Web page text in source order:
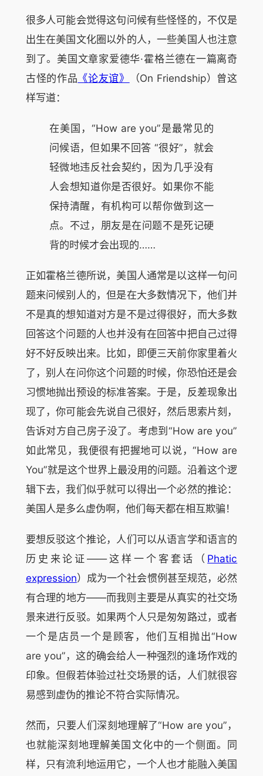
很多人可能会觉得这句问候有些怪怪的，不仅是
出生在美国文化圈以外的人，一些美国人也注意
到了。美国文章家爱德华·霍格兰德在一篇离奇
古怪的作品 《论友谊》
（On Friendship）曾这
样写道：
在美国，“How are you”是最常见的
问候语，但如果不回答 “很好”，就会
轻微地违反社会契约，因为几乎没有
人会想知道你是否很好。如果你不能
保持清醒，有机构可以帮你做到这一
点。不过，朋友是在问题不是死记硬
背的时候才会出现的……
正如霍格兰德所说，美国人通常是以这样一句问
题来问候别人的，但是在大多数情况下，他们并
不是真的想知道对方是不是过得很好，而大多数
回答这个问题的人也并没有在回答中把自己过得
好不好反映出来。比如，即便三天前你家里着火
了，别人在问你这个问题的时候，你恐怕还是会
习惯地抛出预设的标准答案。于是，反差现象出
现了，你可能会先说自己很好，然后思索片刻，
告诉对方自己房子没了。考虑到“How are you”
如此常见，我便很有把握地可以说，“How are
You”就是这个世界上最没用的问题。沿着这个逻
辑下去，我们似乎就可以得出一个必然的推论：
美国人是多么虚伪啊，他们每天都在相互欺骗！
要想反驳这个推论，人们可以从语言学和语言的
历史来论证——这样一个客套话（ Phatic
expression）成为一个社会惯例甚至规范，必然
有合理的地方——而我则主要是从真实的社交场
景来进行反驳。如果两个人只是匆匆路过，或者
一个是店员一个是顾客，他们互相抛出“How
are you”，这的确会给人一种强烈的逢场作戏的
印象。但假若体验过社交场景的话，人们就很容
易感到虚伪的推论不符合实际情况。
然而，只要人们深刻地理解了“How are you”，
也就能深刻地理解美国文化中的一个侧面。同
样，只有流利地运用它，一个人也才能融入美国